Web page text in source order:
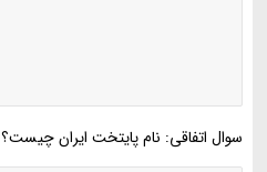
سوال اتفاقی: نام پایتخت ایران چیست؟